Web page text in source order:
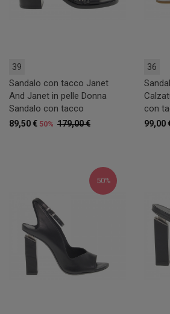
39
Sandalo con tacco Janet
And Janet in pelle Donna
Sandalo con tacco
179,00 €
89,50 € 50%
36
con
99,00
50%